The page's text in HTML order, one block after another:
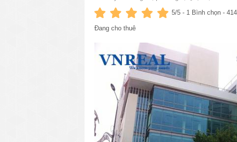
5/5 - 1 Bình chọn -
Đang cho thuê